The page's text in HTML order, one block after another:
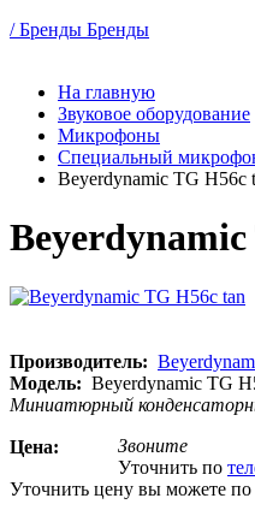
/ Бренды Бренды
На главную
Звуковое оборудование
Микрофоны
Специальный
Beyerdynamic TG H56c
Производитель:
Модель: Beyerdynamic TG
Миниатюрный
Цена:
Звоните
Уточнить по
Уточнить цену вы можете по